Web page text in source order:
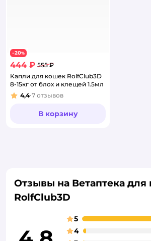
−20%
444 ₽ 555 ₽
Капли для кошек RolfClub3D
8-15кг от блох и клещей 1.5мл
Рейтинг:
4,4 7 отзывов
В корзину
Отзывы на Ветаптека для
RolfClub3D
5
4